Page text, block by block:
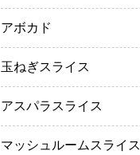
アボカド
玉ねぎスライス
アスパラスライス
マッシュルームスライス